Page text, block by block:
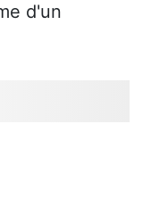
d'un